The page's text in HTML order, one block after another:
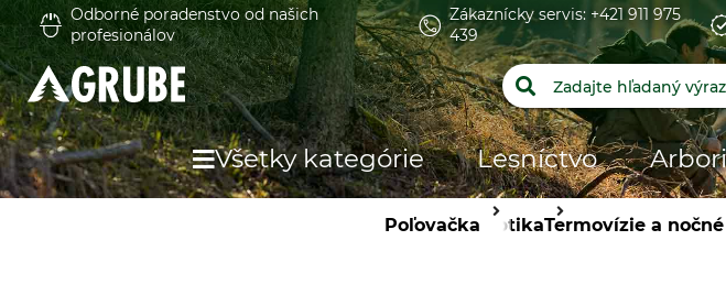
Odborné poradenstvo od našich
profesionálov
Zákaznícky servis: +421 911 975
439
Všetky kategórie Lesníctvo
Poľovačka OptikaTermovízie a